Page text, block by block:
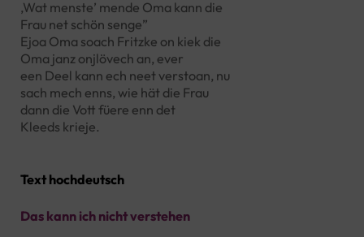
,Wat menste’ mende Oma kann die
Frau net schön senge”
Ejoa Oma soach Fritzke on kiek die
Oma janz onjlövech an, ever
een Deel kann ech neet verstoan, nu
sach mech enns, wie hät die Frau
dann die Vott füere enn det
Kleeds krieje.
Text hochdeutsch
Das kann ich nicht verstehen